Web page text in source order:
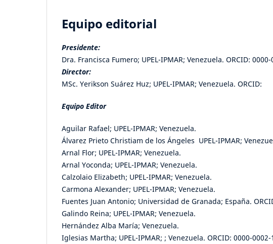
Equipo editorial
Presidente:
Dra. Francisca Fumero; UPEL-IPMAR; Venezuela. ORCID:
Director:
MSc. Yerikson Suárez Huz; UPEL-IPMAR; Venezuela. ORCID:
Equipo Editor
Aguilar Rafael; UPEL-IPMAR; Venezuela.
Álvarez Prieto Christiam de los Ángeles UPEL-IPMAR;
Arnal Flor; UPEL-IPMAR; Venezuela.
Arnal Yoconda; UPEL-IPMAR; Venezuela.
Calzolaio Elizabeth; UPEL-IPMAR; Venezuela.
Carmona Alexander; UPEL-IPMAR; Venezuela.
Fuentes Juan Antonio; Universidad de Granada; España.
Galindo Reina; UPEL-IPMAR; Venezuela.
Hernández Alba María; Venezuela.
Iglesias Martha; UPEL-IPMAR; ; Venezuela. ORCID: 0000-0002-